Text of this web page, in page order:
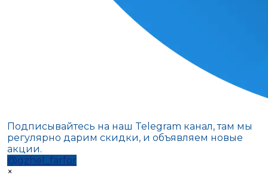
Подписывайтесь на наш Telegram канал, там мы
регулярно дарим скидки, и объявляем новые
акции.
@gzhel_farfor
×